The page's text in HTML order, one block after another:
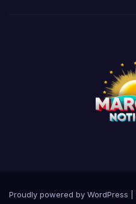
Proudly powered by WordPress